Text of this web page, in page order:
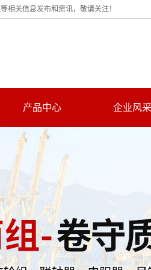
等相关信息发布和资讯，敬请关注！
产品中心 企业风采